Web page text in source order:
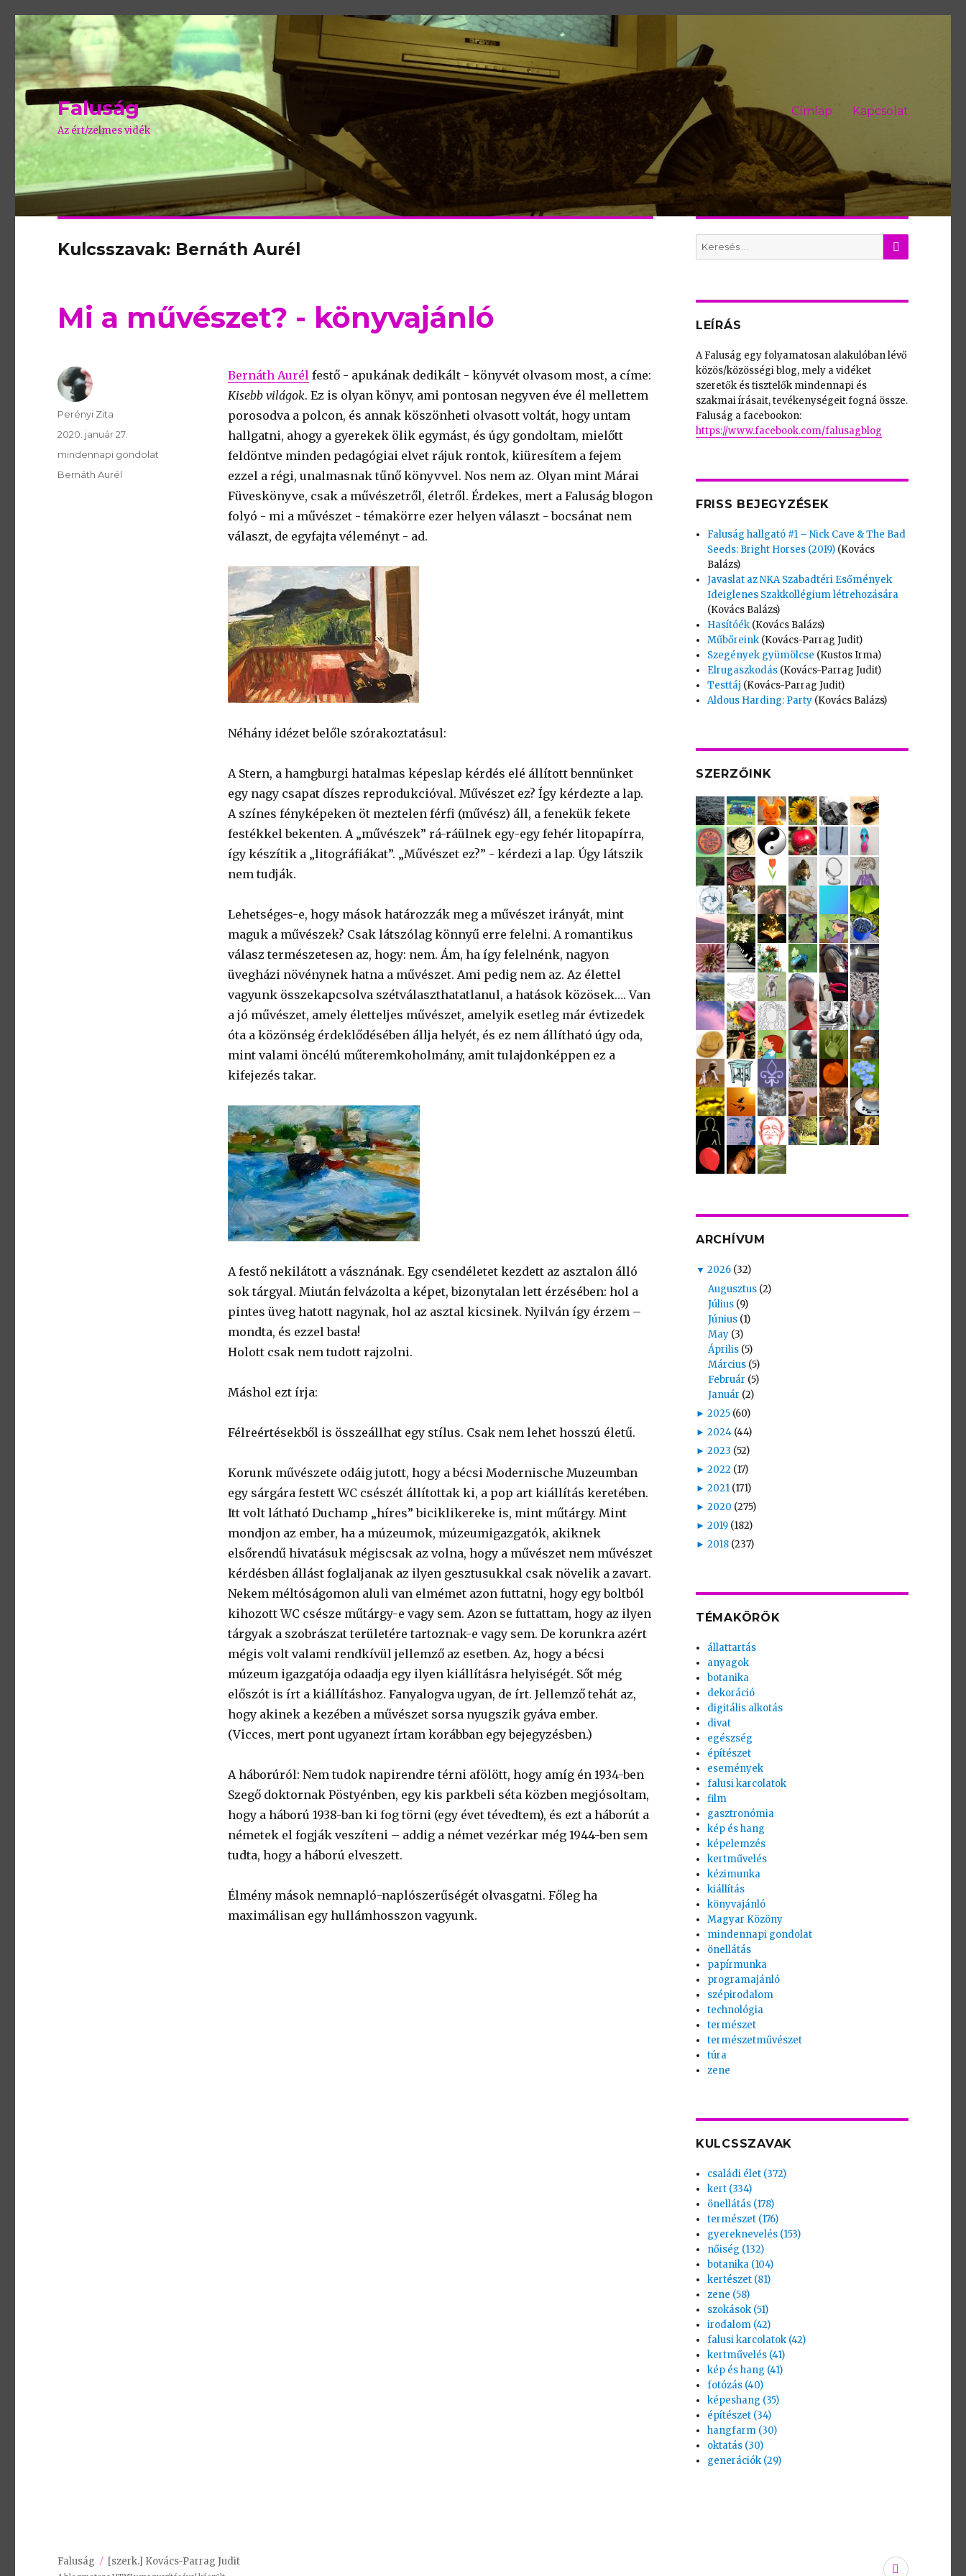
Faluság
Az ért/zelmes vidék
Címlap Kapcsolat
Kulcsszavak: Bernáth Aurél
Mi a művészet? - könyvajánló
Bernáth Aurélfestő - apukának dedikált - könyvét olvasom most, a címe:
Kisebb világok. Ez is olyan könyv, ami pontosan negyven éve él mellettem
porosodva a polcon, és annak köszönheti olvasott voltát, hogy untam
hallgatni, ahogy a gyerekek ölik egymást, és úgy gondoltam, mielőtt
feldöntve minden pedagógiai elvet rájuk rontok, kiüresítem a fejem
ezzel a régi, unalmasnak tűnő könyvvel. Nos nem az. Olyan mint Márai
Füveskönyve, csak a művészetről, életről. Érdekes, mert a Faluság blogon
folyó - mi a művészet - témakörre ezer helyen választ - bocsánat nem
választ, de egyfajta véleményt - ad.
Néhány idézet belőle szórakoztatásul:
A Stern, a hamgburgi hatalmas képeslap kérdés elé állított bennünket
egy nagy csapat díszes reprodukcióval. Művészet ez? Így kérdezte a lap.
A színes fényképeken öt meztelen férfi (művész) áll, a fenekük fekete
festékkel bekenten. A „művészek” rá-ráülnek egy-egy fehér litopapírra,
így készítik a „litográfiákat”. „Művészet ez?” - kérdezi a lap. Úgy látszik
nem tudják.
Lehetséges-e, hogy mások határozzák meg a művészet irányát, mint
maguk a művészek? Csak látszólag könnyű erre felelni. A romantikus
válasz természetesen az, hogy: nem. Ám, ha így felelnénk, nagyon
üvegházi növénynek hatna a művészet. Ami pedig nem az. Az élettel
vagyunk összekapcsolva szétválaszthatatlanul, a hatások közösek…. Van
a jó művészet, amely életteljes művészet, amelyik esetleg már évtizedek
óta a közönség érdeklődésében állja helyét, és ez nem állítható úgy oda,
mint valami öncélú műteremkoholmány, amit tulajdonképpen ez a
kifejezés takar.
A festő nekilátott a vásznának. Egy csendéletet kezdett az asztalon álló
sok tárgyal. Miután felvázolta a képet, bizonytalan lett érzésében: hol a
pintes üveg hatott nagynak, hol az asztal kicsinek. Nyilván így érzem –
mondta, és ezzel basta!
Holott csak nem tudott rajzolni.
Máshol ezt írja:
Félreértésekből is összeállhat egy stílus. Csak nem lehet hosszú életű.
Korunk művészete odáig jutott, hogy a bécsi Modernische Muzeumban
egy sárgára festett WC csészét állítottak ki, a pop art kiállítás keretében.
Itt volt látható Duchamp „híres” biciklikereke is, mint műtárgy. Mint
mondjon az ember, ha a múzeumok, múzeumigazgatók, akiknek
elsőrendű hivatásuk mégiscsak az volna, hogy a művészet nem művészet
kérdésben állást foglaljanak az ilyen gesztusukkal csak növelik a zavart.
Nekem méltóságomon aluli van elmémet azon futtatni, hogy egy boltból
kihozott WC csésze műtárgy-e vagy sem. Azon se futtattam, hogy az ilyen
tárgyak a szobrászat területére tartoznak-e vagy sem. De korunkra azért
mégis volt valami rendkívül jellemző az esetben. Az, hogy a bécsi
múzeum igazgatója odaadja egy ilyen kiállításra helyiségét. Sőt még
előszót is írt a kiállításhoz. Fanyalogva ugyan, de írt. Jellemző tehát az,
hogy akinek a kezében a művészet sorsa nyugszik gyáva ember.
(Vicces, mert pont ugyanezt írtam korábban egy bejegyzésben.)
A háborúról: Nem tudok napirendre térni afölött, hogy amíg én 1934-ben
Szegő doktornak Pöstyénben, egy kis parkbeli séta közben megjósoltam,
hogy a háború 1938-ban ki fog törni (egy évet tévedtem), és ezt a háborút a
németek el fogják veszíteni – addig a német vezérkar még 1944-ben sem
tudta, hogy a háború elveszett.
Élmény mások nemnapló-naplószerűségét olvasgatni. Főleg ha
maximálisan egy hullámhosszon vagyunk.
Szerző
Perényi Zita
Publikálva
2020. január 27.
Témakör
mindennapi gondolat
Kulcsszavak
Bernáth Aurél
Search
for:
KERES
LEÍRÁS
A Faluság egy folyamatosan alakulóban lévő
közös/közösségi blog, mely a vidéket
szeretők és tisztelők mindennapi és
szakmai írásait, tevékenységeit fogná össze.
Faluság a facebookon:
https://www.facebook.com/falusagblog
FRISS BEJEGYZÉSEK
Faluság hallgató #1 – Nick Cave & The Bad
Seeds: Bright Horses (2019) (Kovács
Balázs)
Javaslat az NKA Szabadtéri Esőmények
Ideiglenes Szakkollégium létrehozására
(Kovács Balázs)
Hasítóék (Kovács Balázs)
Műbőreink (Kovács-Parrag Judit)
Szegények gyümölcse (Kustos Irma)
Elrugaszkodás (Kovács-Parrag Judit)
Testtáj (Kovács-Parrag Judit)
Aldous Harding: Party (Kovács Balázs)
SZERZŐINK
ARCHÍVUM
▼ 2026 (32)
Augusztus (2)
Július (9)
Június (1)
May (3)
Április (5)
Március (5)
Február (5)
Január (2)
► 2025 (60)
► 2024 (44)
► 2023 (52)
► 2022 (17)
► 2021 (171)
► 2020 (275)
► 2019 (182)
► 2018 (237)
TÉMAKÖRÖK
állattartás
anyagok
botanika
dekoráció
digitális alkotás
divat
egészség
építészet
események
falusi karcolatok
film
gasztronómia
kép és hang
képelemzés
kertművelés
kézimunka
kiállítás
könyvajánló
Magyar Közöny
mindennapi gondolat
önellátás
papírmunka
programajánló
szépirodalom
technológia
természet
természetművészet
túra
zene
KULCSSZAVAK
családi élet (372)
kert (334)
önellátás (178)
természet (176)
gyereknevelés (153)
nőiség (132)
botanika (104)
kertészet (81)
zene (58)
szokások (51)
irodalom (42)
falusi karcolatok (42)
kertművelés (41)
kép és hang (41)
fotózás (40)
képeshang (35)
építészet (34)
hangfarm (30)
oktatás (30)
generációk (29)
Faluság [szerk.] Kovács-Parrag Judit